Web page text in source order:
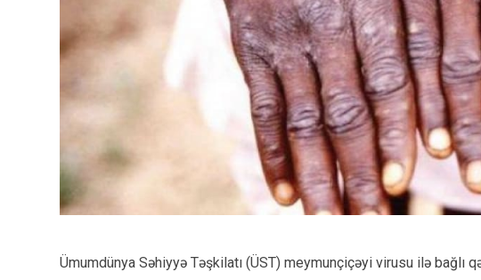
Ümumdünya Səhiyyə Təşkilatı (ÜST) meymunçiçəyi virusu ilə bağlı